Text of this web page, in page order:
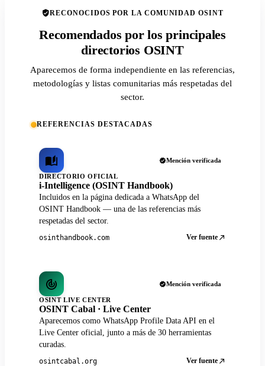
RECONOCIDOS POR LA COMUNIDAD OSINT
Recomendados por los principales
directorios OSINT
Aparecemos de forma independiente en las referencias,
metodologías y listas comunitarias más respetadas del
sector.
REFERENCIAS DESTACADAS
Mención verificada
DIRECTORIO OFICIAL
i-Intelligence (OSINT Handbook)
Incluidos en la página dedicada a WhatsApp del
OSINT Handbook — una de las referencias más
respetadas del sector.
osinthandbook.com Ver fuente
Mención verificada
OSINT LIVE CENTER
OSINT Cabal · Live Center
Aparecemos como WhatsApp Profile Data API en el
Live Center oficial, junto a más de 30 herramientas
curadas.
osintcabal.org Ver fuente